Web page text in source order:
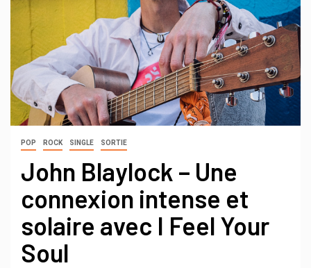
POP ROCK SINGLE SORTIE
John Blaylock – Une
connexion intense et
solaire avec I Feel Your
Soul